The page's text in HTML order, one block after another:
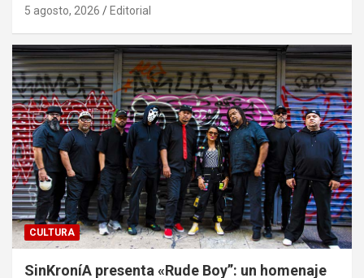
5 agosto, 2026 Editorial
CULTURA
SinKroníA presenta «Rude Boy”: un homenaje